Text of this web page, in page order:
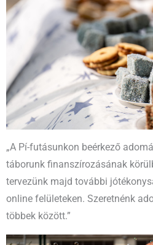
„A Pí-futásunkon beérkező
táborunk finanszírozásának
tervezünk majd további
online felületeken. Szeretnénk
többek között.”